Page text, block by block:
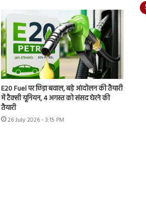
E20 Fuel पर छिड़ा बवाल, बड़े आंदोलन की तैयारी
में टैक्सी यूनियन, 4 अगस्त को संसद घेरने की
तैयारी
26 July 2026 - 3:15 PM